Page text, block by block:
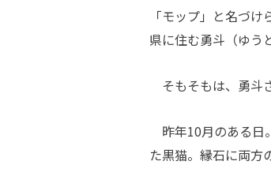
「モップ」と名づ
県に住む勇斗（ゆう
そもそもは、勇斗
昨年10月のある日
た黒猫。縁石に両方